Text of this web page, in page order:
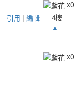
x0
引用 | 編輯
4樓
▲
x0